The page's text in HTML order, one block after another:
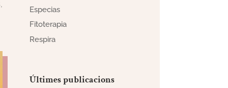
Especias
Fitoterapia
Respira
Últimes publicacions